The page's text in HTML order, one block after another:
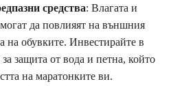
средства: Влагата и
да повлияят на външния
на обувките. Инвестирайте в
защита от вода и петна, който
на маратонките ви.